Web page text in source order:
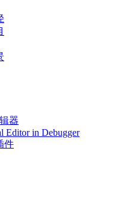
器
Editor in Debugger
件